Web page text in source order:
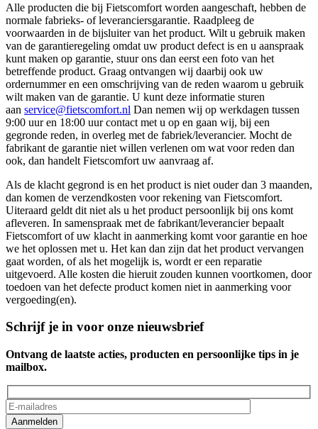
Alle producten die bij Fietscomfort worden aangeschaft, hebben de
normale fabrieks- of leveranciersgarantie. Raadpleeg de
voorwaarden in de bijsluiter van het product. Wilt u gebruik maken
van de garantieregeling omdat uw product defect is en u aanspraak
kunt maken op garantie, stuur ons dan eerst een foto van het
betreffende product. Graag ontvangen wij daarbij ook uw
ordernummer en een omschrijving van de reden waarom u gebruik
wilt maken van de garantie. U kunt deze informatie sturen
aan service@fietscomfort.nl Dan nemen wij op werkdagen tussen
9:00 uur en 18:00 uur contact met u op en gaan wij, bij een
gegronde reden, in overleg met de fabriek/leverancier. Mocht de
fabrikant de garantie niet willen verlenen om wat voor reden dan
ook, dan handelt Fietscomfort uw aanvraag af.
Als de klacht gegrond is en het product is niet ouder dan 3 maanden,
dan komen de verzendkosten voor rekening van Fietscomfort.
Uiteraard geldt dit niet als u het product persoonlijk bij ons komt
afleveren. In samenspraak met de fabrikant/leverancier bepaalt
Fietscomfort of uw klacht in aanmerking komt voor garantie en hoe
we het oplossen met u. Het kan dan zijn dat het product vervangen
gaat worden, of als het mogelijk is, wordt er een reparatie
uitgevoerd. Alle kosten die hieruit zouden kunnen voortkomen, door
toedoen van het defecte product komen niet in aanmerking voor
vergoeding(en).
Schrijf je in voor onze nieuwsbrief
Ontvang de laatste acties, producten en persoonlijke tips in je
mailbox.